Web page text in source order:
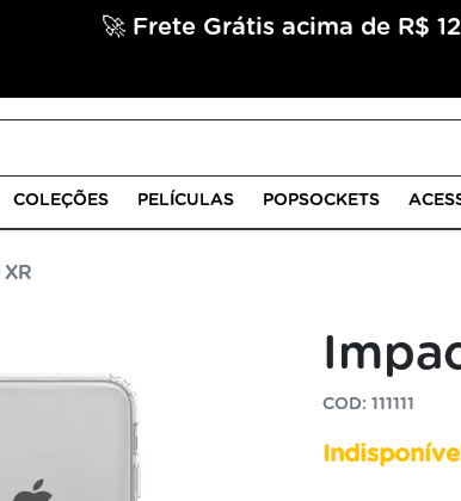
🚀 Frete Grátis acima de R$
COLEÇÕES PELÍCULAS POPSOCKETS
COD: 111111